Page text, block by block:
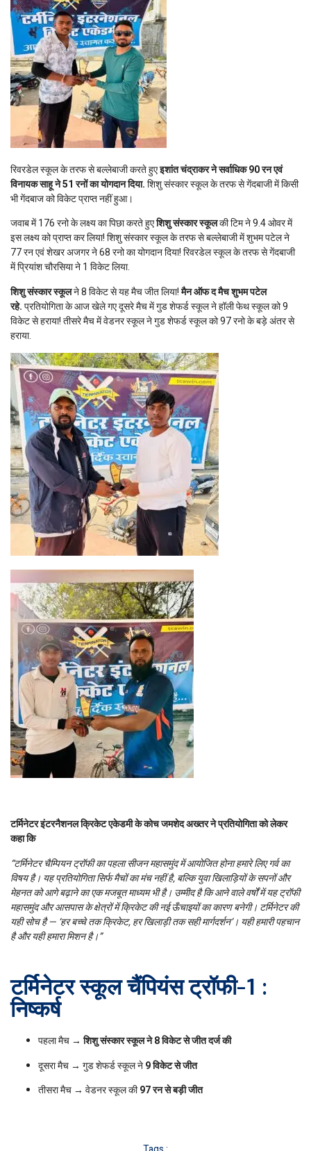
रिवरडेल स्कूल के तरफ से बल्लेबाजी करते हुएइशांत चंद्राकर ने सर्वाधिक 90 रन एवं
विनायक साहू ने 51 रनों का योगदान दिया.शिशु संस्कार स्कूल के तरफ से गेंदबाजी में किसी
भी गेंदबाज को विकेट प्राप्त नहीं हुआ।
जवाब में 176 रनो के लक्ष्य का पिछा करते हुएशिशु संस्कार स्कूलकी टिम ने 9.4 ओवर में
इस लक्ष्य को प्राप्त कर लिया! शिशु संस्कार स्कूल के तरफ से बल्लेबाजी में शुभम पटेल ने
77 रन एवं शेखर अजगर ने 68 रनो का योगदान दिया! रिवरडेल स्कूल के तरफ से गेंदबाजी
में प्रियांश चौरसिया ने 1 विकेट लिया.
शिशु संस्कार स्कूलने 8 विकेट से यह मैच जीत लिया!मैन ऑफ द मैच शुभम पटेल
रहे.प्रतियोगिता के आज खेले गए दूसरे मैच में गुड शेफर्ड स्कूल ने हॉली फेथ स्कूल को 9
विकेट से हराया! तीसरे मैच में वेडनर स्कूल ने गुड शेफर्ड स्कूल को 97 रनो के बड़े अंतर से
हराया.
टर्मिनेटर इंटरनैशनल क्रिकेट एकेडमी के कोच जमशेद अख्तर ने प्रतियोगिता को लेकर
कहा कि
“टर्मिनेटर चैम्पियन ट्रॉफी का पहला सीजन महासमुंद में आयोजित होना हमारे लिए गर्व का
विषय है। यह प्रतियोगिता सिर्फ मैचों का मंच नहीं है, बल्कि युवा खिलाड़ियों के सपनों और
मेहनत को आगे बढ़ाने का एक मजबूत माध्यम भी है। उम्मीद है कि आने वाले वर्षों में यह ट्रॉफी
महासमुंद और आसपास के क्षेत्रों में क्रिकेट की नई ऊँचाइयों का कारण बनेगी। टर्मिनेटर की
यही सोच है — ‘हर बच्चे तक क्रिकेट, हर खिलाड़ी तक सही मार्गदर्शन’। यही हमारी पहचान
है और यही हमारा मिशन है।”
टर्मिनेटर स्कूल चैंपियंस ट्रॉफी-1 :
निष्कर्ष
पहला मैच →शिशु संस्कार स्कूल ने 8 विकेट से जीत दर्ज की
दूसरा मैच → गुड शेफर्ड स्कूल ने9 विकेट से जीत
तीसरा मैच → वेडनर स्कूल की97 रन से बड़ी जीत